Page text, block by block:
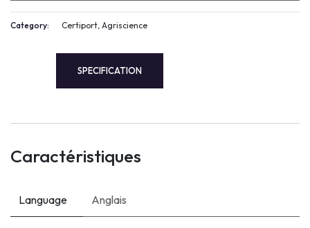
Category: Certiport, Agriscience
SPECIFICATION
Caractéristiques
Language Anglais